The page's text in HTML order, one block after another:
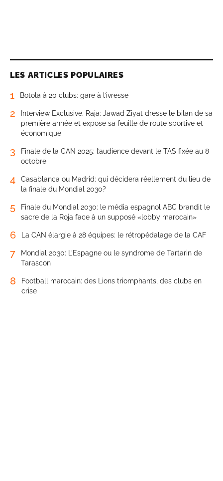
LES ARTICLES POPULAIRES
1 Botola à 20 clubs: gare à l’ivresse
2
Interview Exclusive. Raja: Jawad Ziyat dresse le bilan de sa
première année et expose sa feuille de route sportive et
économique
3
Finale de la CAN 2025: l’audience devant le TAS fixée au 8
octobre
4
Casablanca ou Madrid: qui décidera réellement du lieu de
la finale du Mondial 2030?
5
Finale du Mondial 2030: le média espagnol ABC brandit le
sacre de la Roja face à un supposé «lobby marocain»
6 La CAN élargie à 28 équipes: le rétropédalage de la CAF
7
Mondial 2030: L’Espagne ou le syndrome de Tartarin de
Tarascon
8
Football marocain: des Lions triomphants, des clubs en
crise